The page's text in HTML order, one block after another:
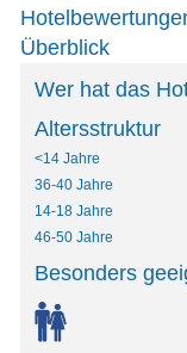
Überblick
Wer hat das
Altersstruktur
<14 Jahre
36-40 Jahre
14-18 Jahre
46-50 Jahre
Besonders